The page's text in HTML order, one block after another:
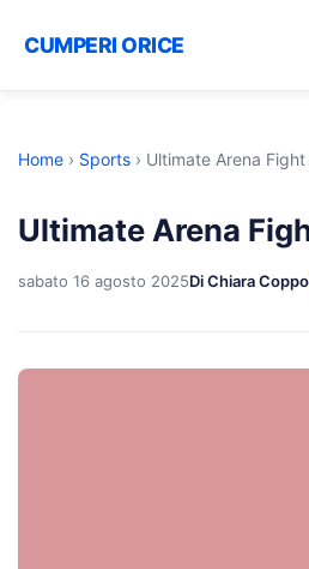
CUMPERI ORICE
Home › Sports › Ultimate Arena Fight
Ultimate Arena
sabato 16 agosto 2025Di Chiara